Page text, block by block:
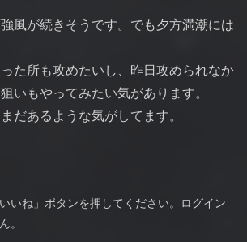
風が続きそうです。でも夕方満潮には
た所も攻めたいし、昨日攻められなか
いもやってみたい気があります。
だあるような気がしてます。
いね」ボタンを押してください。ログイン
。